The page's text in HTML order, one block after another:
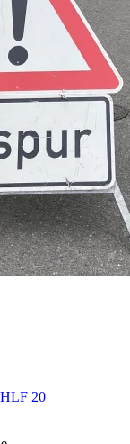
HLF 20